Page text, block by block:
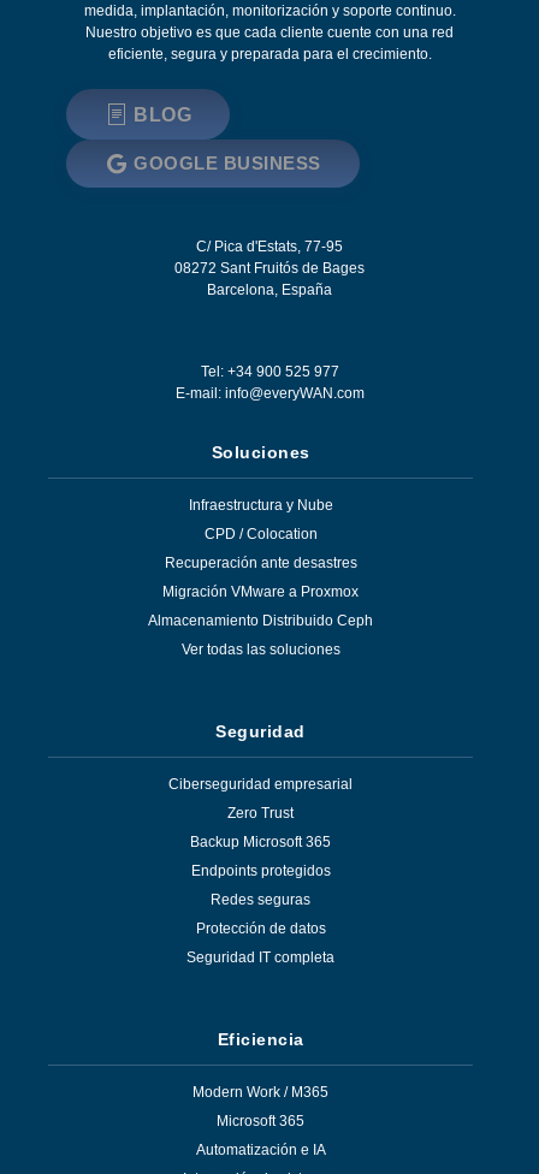
medida, implantación, monitorización y soporte continuo.
Nuestro objetivo es que cada cliente cuente con una red
eficiente, segura y preparada para el crecimiento.
BLOG
GOOGLE BUSINESS
C/ Pica d'Estats, 77-95
08272 Sant Fruitós de Bages
Barcelona, España
Tel: +34 900 525 977
E-mail: info@everyWAN.com
Soluciones
Infraestructura y Nube
CPD / Colocation
Recuperación ante desastres
Migración VMware a Proxmox
Almacenamiento Distribuido Ceph
Ver todas las soluciones
Seguridad
Ciberseguridad empresarial
Zero Trust
Backup Microsoft 365
Endpoints protegidos
Redes seguras
Protección de datos
Seguridad IT completa
Eficiencia
Modern Work / M365
Microsoft 365
Automatización e IA